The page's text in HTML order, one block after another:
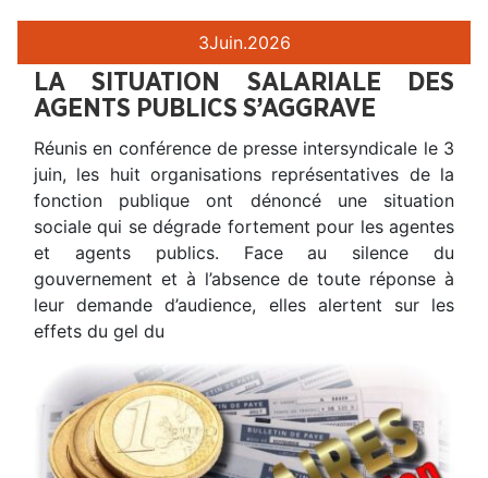
3Juin.2026
LA SITUATION SALARIALE DES
AGENTS PUBLICS S’AGGRAVE
Réunis en conférence de presse intersyndicale le 3
juin, les huit organisations représentatives de la
fonction publique ont dénoncé une situation
sociale qui se dégrade fortement pour les agentes
et agents publics. Face au silence du
gouvernement et à l’absence de toute réponse à
leur demande d’audience, elles alertent sur les
effets du gel du